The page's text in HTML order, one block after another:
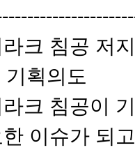
크 침공 저
기획의도
크 침공이
이슈가 되